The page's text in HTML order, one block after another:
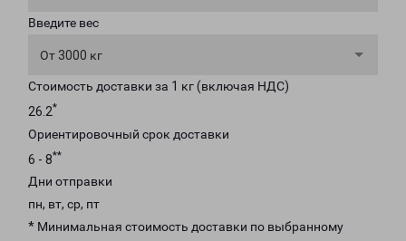
Введите вес
От 3000 кг
Стоимость доставки за 1 кг (включая НДС)
26.2*
Ориентировочный срок доставки
6 - 8**
Дни отправки
пн, вт, ср, пт
* Минимальная стоимость доставки по выбранному